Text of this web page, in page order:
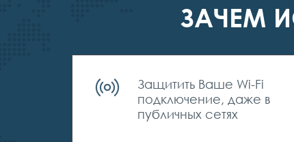
ЗАЧЕМ
Защитить Ваше Wi-Fi
подключение, даже в
публичных сетях